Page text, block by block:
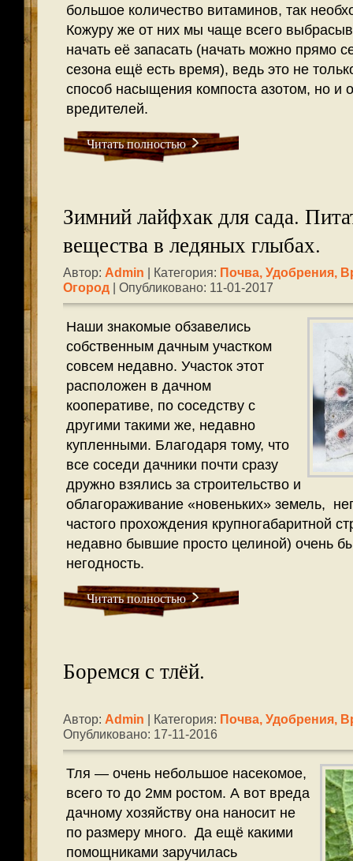
большое количество витаминов, так
Кожуру же от них мы чаще всего
начать её запасать (начать можно прямо
сезона ещё есть время), ведь это не
способ насыщения компоста азотом, но и
вредителей.
Читать полностью
Зимний лайфхак для сада.
вещества в ледяных глыбах.
Автор: Admin | Категория: Почва, Удобрения,
Огород | Опубликовано: 11-01-2017
Наши знакомые обзавелись
собственным дачным участком
совсем недавно. Участок этот
расположен в дачном
кооперативе, по соседству с
другими такими же, недавно
купленными. Благодаря тому, что
все соседи дачники почти сразу
дружно взялись за строительство и
облагораживание «новеньких» земель,
частого прохождения крупногабаритной
недавно бывшие просто целиной) очень
негодность.
Читать полностью
Боремся с тлёй.
Автор: Admin | Категория: Почва, Удобрения,
Опубликовано: 17-11-2016
Тля — очень небольшое насекомое,
всего то до 2мм ростом. А вот вреда
дачному хозяйству она наносит не
по размеру много. Да ещё какими
помощниками заручилась